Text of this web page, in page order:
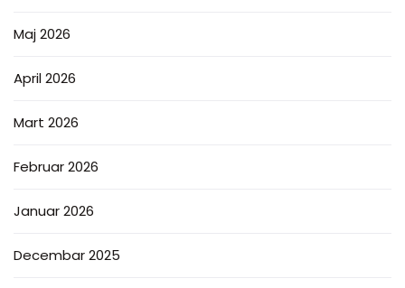
Maj 2026
April 2026
Mart 2026
Februar 2026
Januar 2026
Decembar 2025